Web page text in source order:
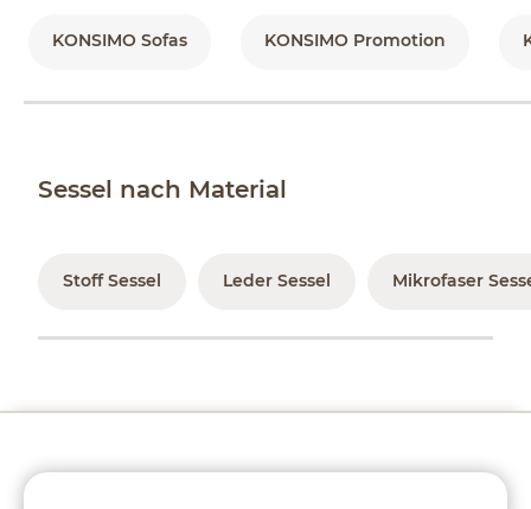
KONSIMO Sofas KONSIMO Promotion
Sessel nach Material
Stoff Sessel Leder Sessel Mikrofaser